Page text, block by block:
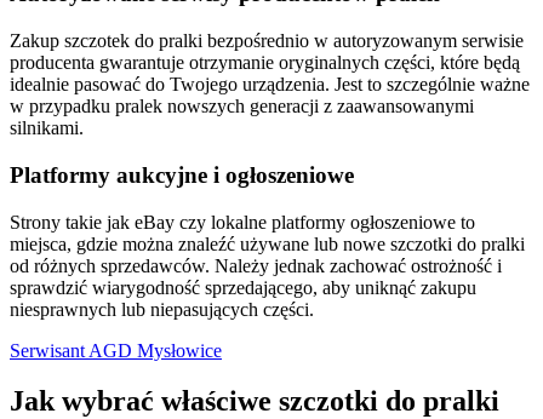
Zakup szczotek do pralki bezpośrednio w autoryzowanym serwisie
producenta gwarantuje otrzymanie oryginalnych części, które będą
idealnie pasować do Twojego urządzenia. Jest to szczególnie ważne
w przypadku pralek nowszych generacji z zaawansowanymi
silnikami.
Platformy aukcyjne i ogłoszeniowe
Strony takie jak eBay czy lokalne platformy ogłoszeniowe to
miejsca, gdzie można znaleźć używane lub nowe szczotki do pralki
od różnych sprzedawców. Należy jednak zachować ostrożność i
sprawdzić wiarygodność sprzedającego, aby uniknąć zakupu
niesprawnych lub niepasujących części.
Serwisant AGD Mysłowice
Jak wybrać właściwe szczotki do pralki